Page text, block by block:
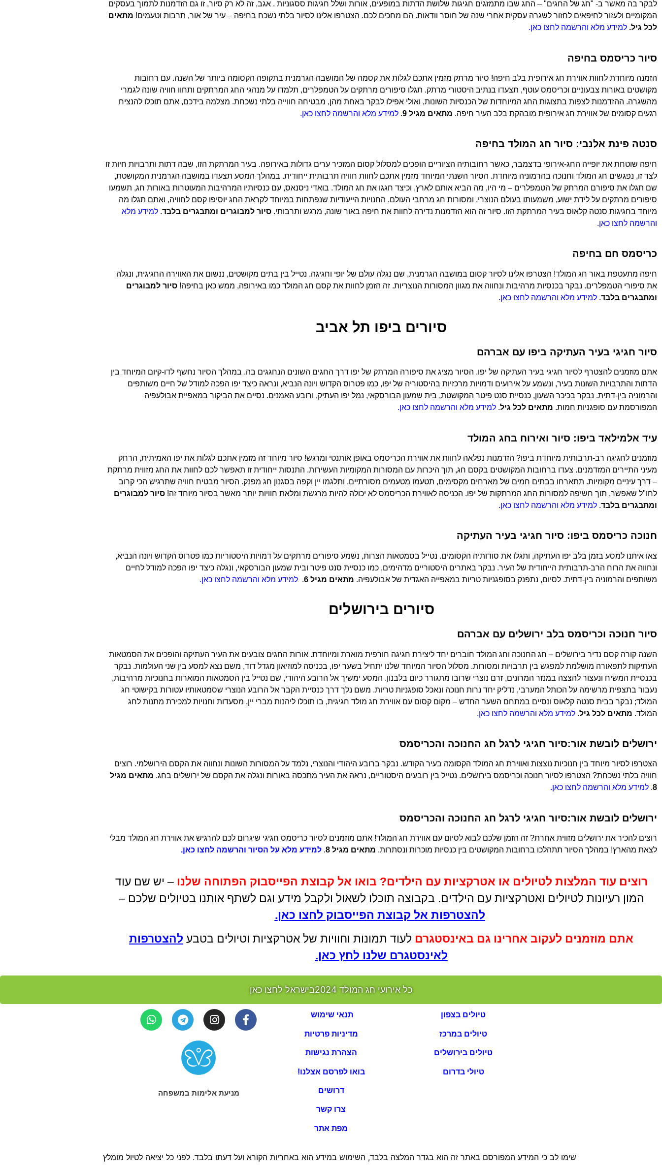
לבקר בה מאשר ב- "חג של החגים" – החג שבו מתמזגים חגיגות שלושת הדתות במופעים, אורות ושלל חגיגות ססגוניות . אגב, זה לא רק סיור, זו גם הזדמנות לתמוך בעסקים
המקומיים ולעזור לחיפאים לחזור לשגרה עסקית אחרי שנה של חוסר וודאות. הם מחכים לכם. הצטרפו אלינו לסיור בלתי נשכח בחיפה – עיר של אור, תרבות וטעמים! מתאים
לכל גיל. למידע מלא והרשמה לחצו כאן.
סיור כריסמס בחיפה
הזמנה מיוחדת לחוות אווירת חג אירופית בלב חיפה! סיור מרתק מזמין אתכם לגלות את קסמה של המושבה הגרמנית בתקופה הקסומה ביותר של השנה. עם רחובות
מקושטים באורות צבעוניים וכריסמס עוטף, תצעדו בנתיב היסטורי מרתק. תגלו סיפורים מרתקים על הטמפלרים, תלמדו על מנהגי החג המרתקים ותחוו חוויה שונה לגמרי
מהשגרה. ההזדמנות לצפות בתצוגות החג המיוחדות של הכנסיות השונות, ואולי אפילו לבקר באחת מהן, מבטיחה חווייה בלתי נשכחת. מצלמה בידכם, אתם תוכלו להנציח
רגעים קסומים של אווירת חג אירופית מובהקת בלב העיר חיפה. מתאים מגיל 9 . למידע מלא והרשמה לחצו כאן.
סנטה פינת אלנבי: סיור חג המולד בחיפה
חיפה שוטחת את יופייה החג-אירופי בדצמבר, כאשר רחובותיה הציוריים הופכים למסלול קסום המזכיר ערים גדולות באירופה. בעיר המרתקת הזו, שבה דתות ותרבויות חיות זו
לצד זו, נפגשים חג המולד וחנוכה בהרמוניה מיוחדת. הסיור השנתי המיוחד מזמין אתכם לחוות חוויה תרבותית ייחודית. במהלך המסע תצעדו במושבה הגרמנית המקושטת,
שם תגלו את סיפורם המרתק של הטמפלרים – מי היו, מה הביא אותם לארץ, וכיצד חגגו את חג המולד. בואדי ניסנאס, עם כנסיותיו המרהיבות המעוטרות באורות חג, תשמעו
סיפורים מרתקים על לידת ישוע, משמעותו בעולם הנוצרי, ומסורות חג מרחבי העולם. החנויות הייעודיות שנפתחות במיוחד לקראת החג יוסיפו קסם לחוויה, ואתם תגלו מה
מיוחד בחגיגות סנטה קלאוס בעיר המרתקת הזו. סיור זה הוא הזדמנות נדירה לחוות את חיפה באור שונה, מרגש ותרבותי. סיור למבוגרים ומתבגרים בלבד. למידע מלא
והרשמה לחצו כאן.
כריסמס חם בחיפה
חיפה מתעטפת באור חג המולד! הצטרפו אלינו לסיור קסום במושבה הגרמנית, שם נגלה עולם של יופי וחגיגה. נטייל בין בתים מקושטים, ננשום את האווירה החגיגית, ונגלה
את סיפורי הטמפלרים. נבקר בכנסיות מרהיבות ונחווה את מגוון המסורות הנוצריות. זה הזמן לחוות את קסם חג המולד כמו באירופה, ממש כאן בחיפה! סיור למבוגרים
ומתבגרים בלבד. למידע מלא והרשמה לחצו כאן.
סיורים ביפו תל אביב
סיור חגיגי בעיר העתיקה ביפו עם אברהם
אתם מוזמנים להצטרף לסיור חגיגי בעיר העתיקה של יפו. הסיור מציג את סיפורה המרתק של יפו דרך החגים השונים הנחגגים בה. במהלך הסיור נחשף לדו-קיום המיוחד בין
הדתות והתרבויות השונות בעיר, ונשמע על אירועים ודמויות מרכזיות בהיסטוריה של יפו, כמו פטרוס הקדוש ויונה הנביא, ונראה כיצד יפו הפכה למודל של חיים משותפים
והרמוניה בין-דתית. נבקר בכיכר השעון, כנסיית סנט פיטר המקושטת, בית שמעון הבורסקאי, נמל יפו העתיק, ורובע האמנים. נסיים את הביקור במאפיית אבולעפיה
המפורסמת עם סופגניות חמות. מתאים לכל גיל. למידע מלא והרשמה לחצו כאן.
עיד אלמילאד ביפו: סיור ואירוח בחג המולד
מוזמנים לחגיגה רב-תרבותית מיוחדת ביפו? הזדמנות נפלאה לחוות את אווירת הכריסמס באופן אותנטי ומרגש! סיור מיוחד זה מזמין אתכם לגלות את יפו האמיתית, הרחק
מעיני התיירים המזדמנים. צעדו ברחובות המקושטים בקסם חג, תוך היכרות עם המסורות המקומיות העשירות. התנסות ייחודית זו תאפשר לכם לחוות את החג מזווית מרתקת
– דרך עיניים מקומיות. תתארחו בבתים חמים של מארחים מקסימים, תטעמו מטעמים מסורתיים, ותלגמו יין וקפה בסגנון חג מפנק. הסיור מבטיח חוויה שתרגיש הכי קרוב
לחו"ל שאפשר, תוך חשיפה למסורות החג המרתקות של יפו. הכניסה לאווירת הכריסמס לא יכולה להיות מרגשת ומלאת חוויות יותר מאשר בסיור מיוחד זה! סיור למבוגרים
ומתבגרים בלבד. למידע מלא והרשמה לחצו כאן.
חנוכה כריסמס ביפו: סיור חגיגי בעיר העתיקה
צאו איתנו למסע בזמן בלב יפו העתיקה, ותגלו את סודותיה הקסומים. נטייל בסמטאות הצרות, נשמע סיפורים מרתקים על דמויות היסטוריות כמו פטרוס הקדוש ויונה הנביא,
ונחווה את הרוח הרב-תרבותית הייחודית של העיר. נבקר באתרים היסטוריים מדהימים, כמו כנסיית סנט פיטר ובית שמעון הבורסקאי, ונגלה כיצד יפו הפכה למודל לחיים
משותפים והרמוניה בין-דתית. לסיום, נתפנק בסופגניות טריות במאפייה האגדית של אבולעפיה. מתאים מגיל 6 . למידע מלא והרשמה לחצו כאן.
סיורים בירושלים
סיור חנוכה וכריסמס בלב ירושלים עם אברהם
השנה קורה קסם נדיר בירושלים – חג החנוכה וחג המולד חוברים יחד ליצירת חגיגה חורפית מוארת ומיוחדת. אורות החגים צובעים את העיר העתיקה והופכים את הסמטאות
העתיקות לתפאורה מושלמת למפגש בין תרבויות ומסורות. מסלול הסיור המיוחד שלנו יתחיל בשער יפו, בכניסה למוזיאון מגדל דוד, משם נצא למסע בין שני העולמות. נבקר
בכנסיית המשיח ונעצור להצצה במנזר המרונים, זרם נוצרי שרובו מתגורר כיום בלבנון. המסע ימשיך אל הרובע היהודי, שם נטייל בין הסמטאות המוארות בחנוכיות מרהיבות,
נעבור בתצפית מרשימה על הכותל המערבי, נדליק יחד נרות חנוכה ונאכל סופגניות טריות. משם נלך דרך כנסיית הקבר אל הרובע הנוצרי שסמטאותיו עטורות בקישוטי חג
המולד; נבקר בבית סנטה קלאוס ונסיים במתחם השער החדש – מקום קסום עם אווירת חג מולד חגיגית, בו תוכלו ליהנות מברי יין, מסעדות וחנויות למכירת מתנות לחג
המולד. מתאים לכל גיל. למידע מלא והרשמה לחצו כאן.
ירושלים לובשת אור:סיור חגיגי לרגל חג החנוכה והכריסמס
הצטרפו לסיור מיוחד בין חנוכיות נוצצות ואווירת חג המולד הקסומה בעיר הקודש. נבקר ברובע היהודי והנוצרי, נלמד על המסורות השונות ונחווה את הקסם הירושלמי. רוצים
חוויה בלתי נשכחת? הצטרפו לסיור חנוכה וכריסמס בירושלים. נטייל בין רובעים היסטוריים, נראה את העיר מתכסה באורות ונגלה את הקסם של ירושלים בחג. מתאים מגיל
8
. למידע מלא והרשמה לחצו כאן.
ירושלים לובשת אור:סיור חגיגי לרגל חג החנוכה והכריסמס
רוצים להכיר את ירושלים מזווית אחרת? זה הזמן שלכם לבוא לסיום עם אווירת חג המולד! אתם מוזמנים לסיור כריסמס חגיגי שיגרום לכם להרגיש את אווירת חג המולד מבלי
לצאת מהארץ! במהלך הסיור תתהלכו ברחובות המקושטים בין כנסיות מוכרות ונסתרות. מתאים מגיל 8 . למידע מלא על הסיור והרשמה לחצו כאן.
רוצים עוד המלצות לטיולים או אטרקציות עם הילדים? בואו אל קבוצת הפייסבוק הפתוחה שלנו – יש שם עוד
המון רעיונות לטיולים ואטרקציות עם הילדים. בקבוצה תוכלו לשאול ולקבל מידע וגם לשתף אותנו בטיולים שלכם –
להצטרפות אל קבוצת הפייסבוק לחצו כאן.
אתם מוזמנים לעקוב אחרינו גם באינסטגרם לעוד תמונות וחוויות של אטרקציות וטיולים בטבע להצטרפות
לאינסטגרם שלנו לחץ כאן.
כל אירועי חג המולד 2024בישראל לחצו כאן
טיולים בצפון
טיולים במרכז
טיולים בירושלים
טיולי בדרום
תנאי שימוש
מדיניות פרטיות
הצהרת נגישות
בואו לפרסם אצלנו!
דרושים
צרו קשר
מפת אתר
מניעת אלימות במשפחה
שימו לב כי המידע המפורסם באתר זה הוא בגדר המלצה בלבד, השימוש במידע הוא באחריות הקורא ועל דעתו בלבד. לפני כל יציאה לטיול מומלץ